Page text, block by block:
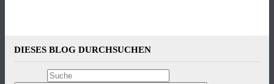
DIESES BLOG DURCHSUCHEN